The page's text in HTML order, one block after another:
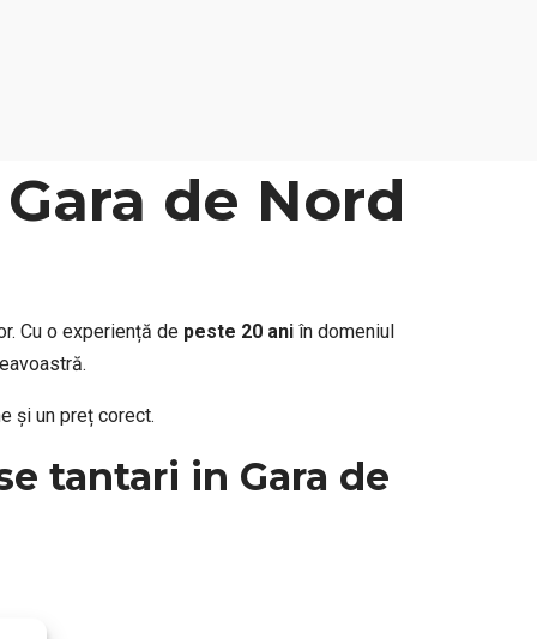
de Nord
Cu o experiență de peste 20 ani în domeniul
și un preț corect.
tantari in Gara de